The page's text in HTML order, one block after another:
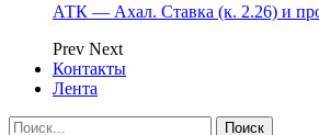
АТК — Ахал. Ставка (к. 2.26) и
Prev Next
Контакты
Лента